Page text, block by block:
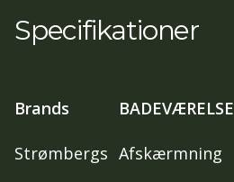
Specifikationer
Brands BADEVÆRELSE
Strømbergs Afskærmning